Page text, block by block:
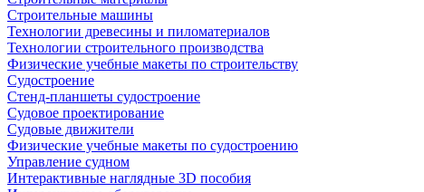
Строительные машины
Технологии древесины и пиломатериалов
Технологии строительного производства
Физические учебные макеты по строительству
Судостроение
Стенд-планшеты судостроение
Судовое проектирование
Судовые движители
Физические учебные макеты по судостроению
Управление судном
Интерактивные наглядные 3D пособия